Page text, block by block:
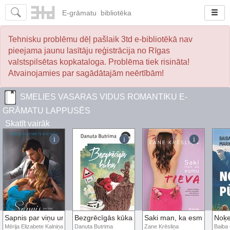
E-grāmatu bibliotēka
Tehnisku problēmu dēļ pašlaik 3td e-bibliotēkā nav
pieejama jaunu lasītāju reģistrācija no Rīgas
valstspilsētas kopkataloga. Problēma tiek risināta!
Atvainojamies par sagādātajām neērtībām!
SMELIES VASARAS VIDUS ROMANTIKU E-
GRĀMATU LAPPUSĒS
Skatīt vairāk
Sapnis par viņu un mūziklu
Mērija Elizabete Kalniņa
Bezgrēcīgās kūkas
Danuta Butrima
Saki man, ka esmu tieva
Zane Krēsliņa
Baiba